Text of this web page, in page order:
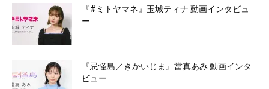
『#ミトヤマネ』玉城ティナ 動画インタビュ
ー
『忌怪島／きかいじま』當真あみ 動画インタ
ビュー